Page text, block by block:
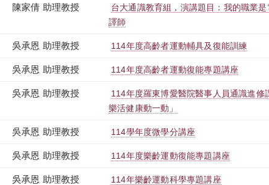
陳家倩 助理教授
台大通識教育組，演講題目：我的職業
譯師
吳承恩 助理教授 114年度高齡者運動輔具及復能訓練
吳承恩 助理教授 114年度高齡者運動復能專題講座
吳承恩 助理教授
114年度羅東博愛醫院醫事人員通識進修
樂活健康動一動」
吳承恩 助理教授 114學年度微學分講座
吳承恩 助理教授 114年度樂齡運動復能專題講座
吳承恩 助理教授 114年樂齡運動科學專題講座